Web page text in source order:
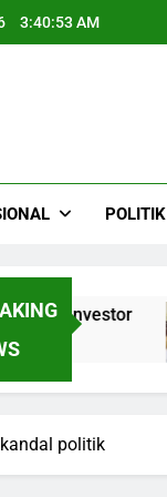
3:40:53 AM
POLITIK
Investor
politik